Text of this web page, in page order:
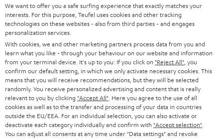
l
d
u
n
g
HEIMKINO-KOMPLETTANLAGEN
SOUNDBARS
STEREO
SMART HOME
BLUETOOTH-LAUTSPRECHER
KOPFHÖRER
SUPPORT
PRESSE & MARKETING
GESCHÄFTSKUNDEN
PARTNERPROGRAMM
BLOG
Teufel Onlineshops
DEUTSCHLAND
ÖSTERREICH
SCHWEIZ
NIEDERLANDE
We want to offer you a safe surfing experience that exactly matches your
interests. For this purpose, Teufel uses cookies and other tracking
technologies on these websites - also from third parties - and engages
personalization services.
With cookies, we and other marketing partners process data from you and
learn what you like - through your behaviour on our website and information
from your terminal device. It's up to you: If you click on "Reject All" , you
confirm our default setting, in which we only activate necessary cookies. This
means that you will receive recommendations, but they will be selected
randomly. You receive personalized advertising and content that is really
relevant to you by clicking "Accept All" . Here you agree to the use of all
cookies as well as to the transfer and processing of your data in countries
outside the EU/EEA. For an individual selection, you can also activate or
deactivate each category individually and confirm with "Accept selection"
You can adjust all consents at any time under "Data settings" and revoke